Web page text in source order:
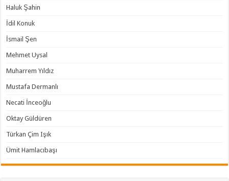
Haluk Şahin
İdil Konuk
İsmail Şen
Mehmet Uysal
Muharrem Yıldız
Mustafa Dermanlı
Necati İnceoğlu
Oktay Güldüren
Türkan Çim Işık
Ümit Hamlacıbaşı